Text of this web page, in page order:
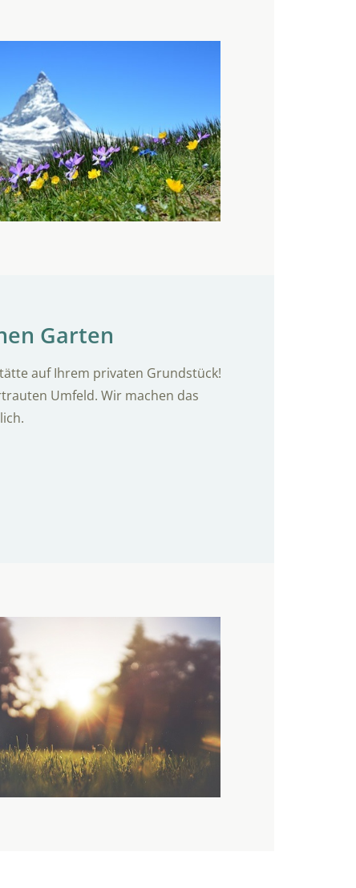
Garten
auf Ihrem privaten Grundstück!
Umfeld. Wir machen das